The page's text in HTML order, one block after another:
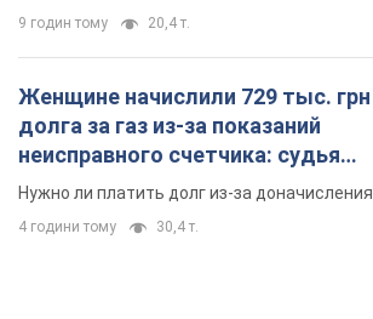
9 годин тому 20,4 т.
Женщине начислили 729 тыс. грн
долга за газ из-за показаний
неисправного счетчика: судья
вынес неожиданное решение
Нужно ли платить долг из-за доначисления
4 години тому 30,4 т.